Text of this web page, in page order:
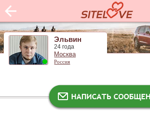
Эльвин
24 года
Москва
Россия